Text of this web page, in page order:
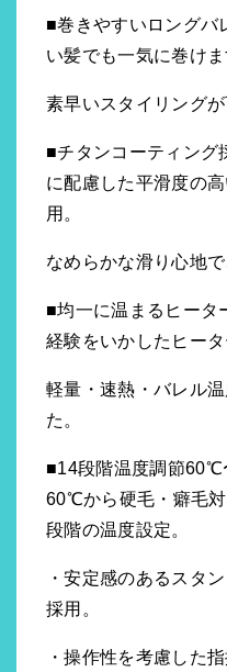
■巻きやすいロングバ
い髪でも一気に巻けま
素早いスタイリングが
■チタンコーティング
に配慮した平滑度の
用。
なめらかな滑り心地
■均一に温まるヒータ
経験をいかしたヒータ
軽量・速熱・バレル
た。
■14段階温度調節
60℃から硬毛・癖毛
段階の温度設定。
・安定感のあるスタ
採用。
・操作性を考慮した